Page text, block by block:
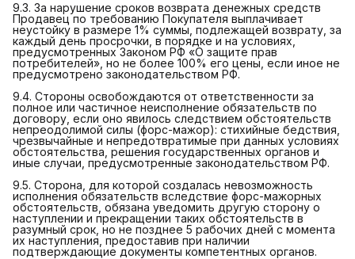
9.3. За нарушение сроков возврата денежных средств
Продавец по требованию Покупателя выплачивает
неустойку в размере 1% суммы, подлежащей возврату, за
каждый день просрочки, в порядке и на условиях,
предусмотренных Законом РФ «О защите прав
потребителей», но не более 100% его цены, если иное не
предусмотрено законодательством РФ.
9.4. Стороны освобождаются от ответственности за
полное или частичное неисполнение обязательств по
договору, если оно явилось следствием обстоятельств
непреодолимой силы (форс-мажор): стихийные бедствия,
чрезвычайные и непредотвратимые при данных условиях
обстоятельства, решения государственных органов и
иные случаи, предусмотренные законодательством РФ.
9.5. Сторона, для которой создалась невозможность
исполнения обязательств вследствие форс-мажорных
обстоятельств, обязана уведомить другую сторону о
наступлении и прекращении таких обстоятельств в
разумный срок, но не позднее 5 рабочих дней с момента
их наступления, предоставив при наличии
подтверждающие документы компетентных органов.